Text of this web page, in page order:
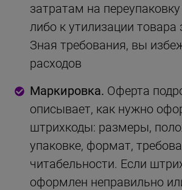
затратам на
либо к утилизации товара
Зная требования, вы
расходов
Маркировка. Оферта
описывает, как нужно
штрихкоды: размеры,
упаковке, формат,
читабельности. Если
оформлен неправильно